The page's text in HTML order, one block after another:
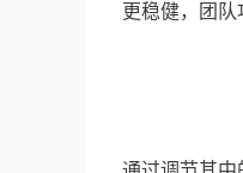
更稳健，团队